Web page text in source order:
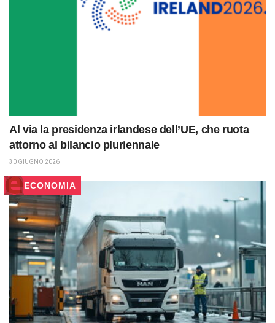
Al via la presidenza irlandese dell’UE, che ruota
attorno al bilancio pluriennale
30 GIUGNO 2026
ECONOMIA